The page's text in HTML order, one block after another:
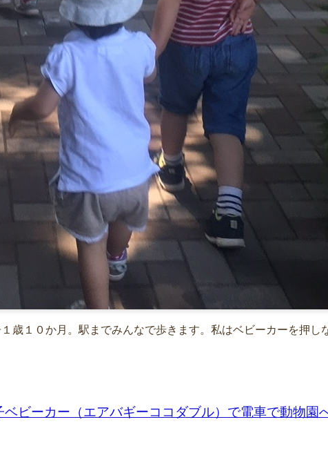
１歳１０か月。駅までみんなで歩きます。私はベビーカーを押し
ベビーカー（エアバギーココダブル）で電車で動物園